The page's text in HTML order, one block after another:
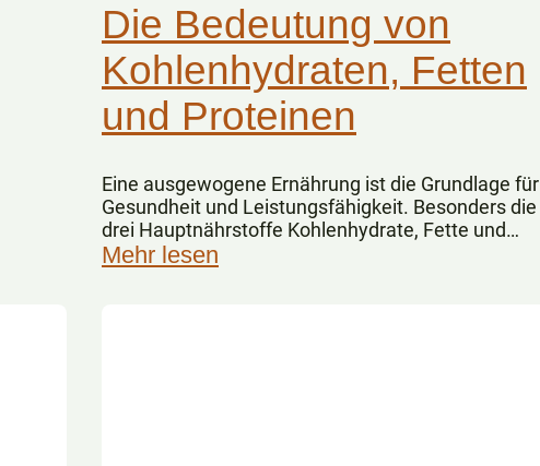
Die Bedeutung von
Kohlenhydraten, Fetten
und Proteinen
Eine ausgewogene Ernährung ist die Grundlage für
Gesundheit und Leistungsfähigkeit. Besonders die
drei Hauptnährstoffe Kohlenhydrate, Fette und
Eiweiße spielen dabei eine zentrale Rolle.
Mehr lesen